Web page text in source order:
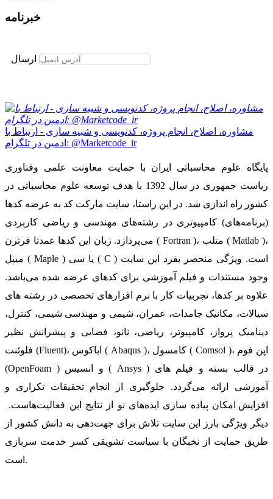
خبرنامه
ارسال
مشاوره، اصلاح، انجام پروژه، کدنویسی و شبیه سازی - ارتباط با
ادمین در تلگرام: @Marketcode_ir
پایگاه علوم محاسباتی ایران با حمایت معاونت علمی وفناوری
ریاست جمهوری در سال 1392 با هدف توسعه علوم محاسباتی در
کشور راه اندازی شد. در این راستا، سایت مارکت کد به عرضه کدها
(برنامه‌های) کامپیوتری در رشته‌های مهندسی و ریاضی کاربردی
می‌پردازد. زبان این کدها عمدتا فرترن ( Fortran )، متلب ( Matlab )،
میپل ( Maple ) یا سی ( C ) است. ویژگی منحصر بفرد این سایت
وجود مستندات و فیلم آموزشی برای کدهای عرضه شده می‌باشد.
علاوه بر کدها، تجربیات کار با نرم افزارهای تخصصی در رشته های
سیالات، مکانیک جامدات، عمران، شیمی و مهندسی شیمی، کنترل،
دینامیک پرواز، کامپیوتر، ریاضی، نانو، فضایی و پیشرانش نظیر
فلوئنت (Fluent)، اباکوس ( Abaqus )، کامسول ( Comsol )، اپن فوم
(OpenFoam ) و انسیس ( Ansys ) در قالب بسته‌ و فیلم های
آموزشی ارائه می‌گردد. جلوگیری از انجام تحقیقات تکراری و
افزایش امکان پیاده سازی ایده‌های نو از نتایج این فعالیت‌هاست.
دیگر ویژگی بارز این سایت تلاش برای جهت‌دهی به دانش کشور از
طریق حمایت از نخبگان با سیاست تشویقی کسر خدمت سربازی
است.